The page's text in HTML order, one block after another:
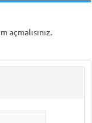
açmalısınız.